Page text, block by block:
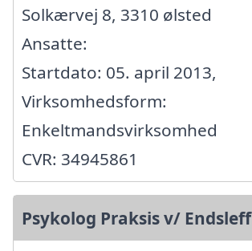
Solkærvej 8, 3310 ølsted
Ansatte:
Startdato: 05. april 2013,
Virksomhedsform:
Enkeltmandsvirksomhed
CVR: 34945861
Psykolog Praksis v/ Endsleff